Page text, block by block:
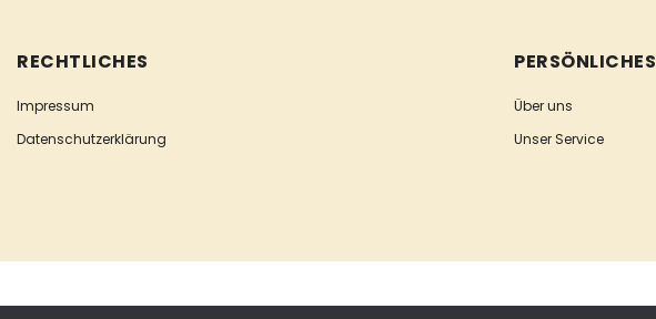
RECHTLICHES
Impressum
Datenschutzerklärung
PERSÖNLICHES
Über uns
Unser Service